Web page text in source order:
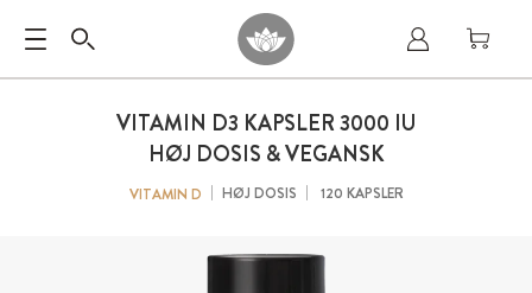
VITAMIN D3 KAPSLER 3000 IU
HØJ DOSIS & VEGANSK
VITAMIN D HØJ DOSIS 120 KAPSLER